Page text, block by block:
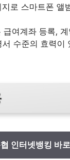
지로 스마트폰
여계좌 등록,
수준의 효력이
인터넷뱅킹 바로